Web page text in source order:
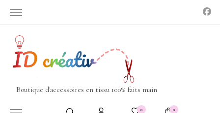
Boutique d'accessoires en tissu 100% faits main
0 0